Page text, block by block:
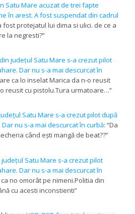
Satu Mare acuzat de trei fapte
în arest. A fost suspendat din cadrul
fost protejatul lui dima si ulici. de ce a
la negresti?”
județul Satu Mare s-a crezut pilot
Dar nu s-a mai descurcat în
ca lo inselat Marica da n-o reusit
reusit cu pistolu.Tura urmatoare…”
Satu Mare s-a crezut pilot după
nu s-a mai descurcat în curbă: “Da
când ești mangă de beat??”
județul Satu Mare s-a crezut pilot
Dar nu s-a mai descurcat în
no omorât pe nimeni.Politia din
cu acesti inconstienti”